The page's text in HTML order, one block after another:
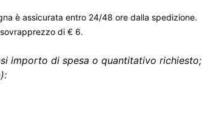
è assicurata entro 24/48 ore dalla spedizione.
di € 6.
importo di spesa o quantitativo richiesto;